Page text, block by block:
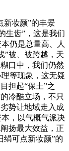
妆颜”的丰景
生齿”，这是我们
仍是总量高、人
”被、被跨越，天
口中，我们仍然
等现象，这无疑
担起“保土”之
冷酷立场，不只
势让地域走入成
，以气概气派决
扬最大效益，正
绢可点新妆颜”的